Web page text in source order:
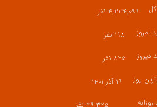
۴,۲۳۴,۰۹۹ نفر
امروز
۱۹۸ نفر
دیروز
۸۲۵ نفر
روز
۱۹ آذر ۱۴۰۱